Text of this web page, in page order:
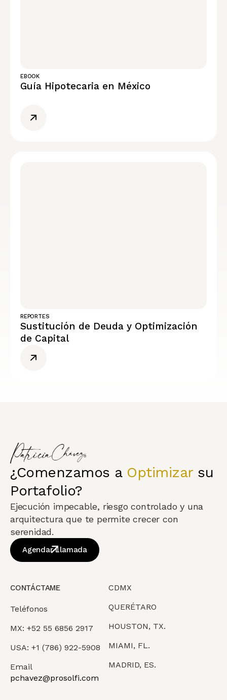
EBOOK
Guía Hipotecaria en México
REPORTES
Sustitución de Deuda y Optimización
de Capital
¿Comenzamos aOptimizar su
Portafolio?
Ejecución impecable, riesgo controlado y una
arquitectura que te permite crecer con
serenidad.
Agendar Llamada
CONTÁCTAME
Teléfonos
MX: +52 55 6856 2917
USA: +1 (786) 922-5908
Email
pchavez@prosolfi.com
CDMX
QUERÉTARO
HOUSTON, TX.
MIAMI, FL.
MADRID, ES.